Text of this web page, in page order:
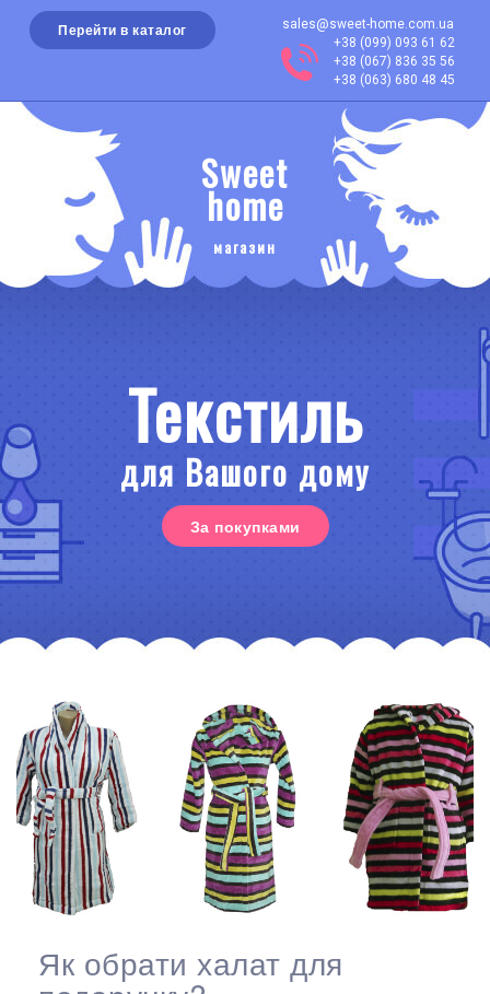
Перейти в каталог
sales@sweet-home.com.ua
+38 (099) 093 61 62
+38 (067) 836 35 56
+38 (063) 680 48 45
Sweet
home
магазин
Текстиль
для Вашого дому
За покупками
Як обрати халат для